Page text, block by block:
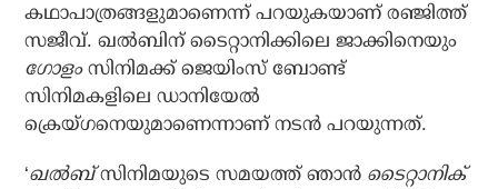
കഥാപാത്രങ്ങളുമാണെന്ന് പറയുകയാണ് രഞ്ജിത്ത്
സജീവ്. ഖല്‍ബിന് ടൈറ്റാനിക്കിലെ ജാക്കിനെയും
ഗോളംസിനിമക്ക് ജെയിംസ് ബോണ്ട്
സിനിമകളിലെ ഡാനിയേല്‍
ക്രെയ്ഗനെയുമാണെന്നാണ് നടന്‍ പറയുന്നത്.
‘ഖല്‍ബ്സിനിമയുടെ സമയത്ത് ഞാന്‍ ടൈറ്റാനിക്